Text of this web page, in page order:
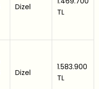
Dizel
TL
Dizel
1.583.900
TL